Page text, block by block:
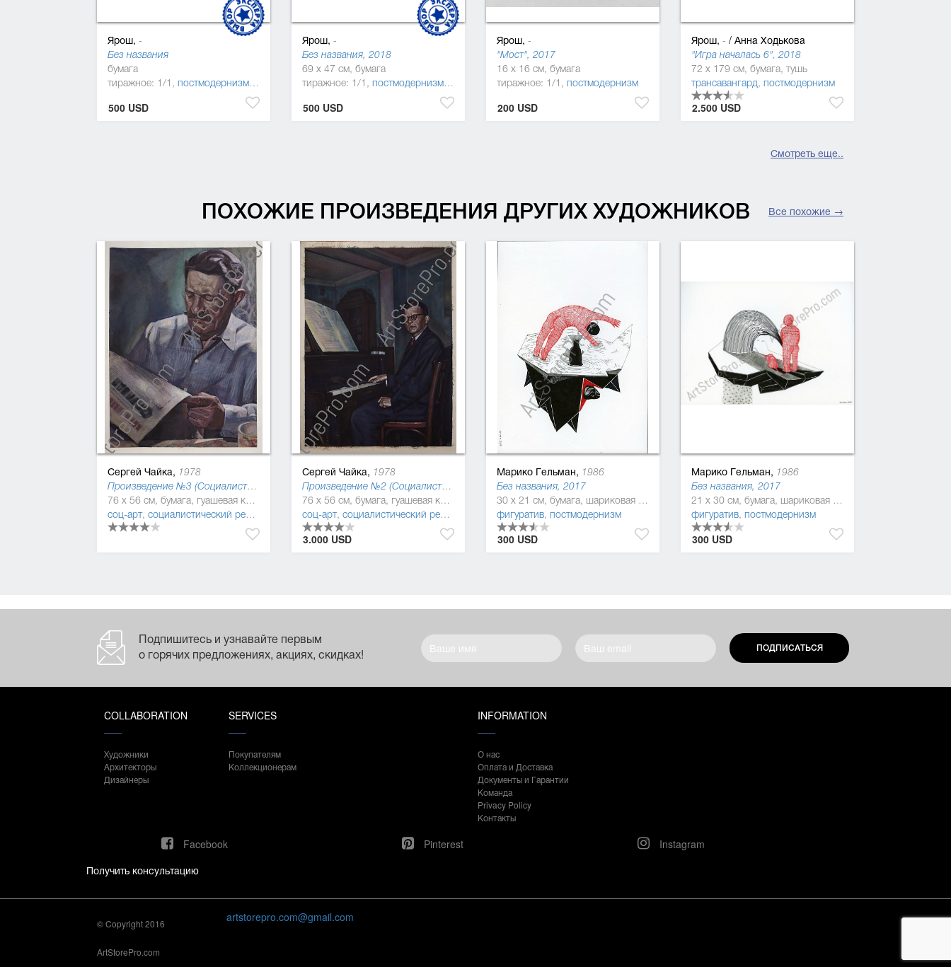
Ярош, -
Без названия
бумага
тиражное: 1/1, постмодернизм,сюрреализм
500 USD
Ярош, -
Без названия, 2018
69 x 47 см, бумага
тиражное: 1/1, постмодернизм,сюрреализм
500 USD
Ярош, -
"Мост", 2017
16 x 16 см, бумага
тиражное: 1/1, постмодернизм
200 USD
Ярош, - / Анна Ходькова
"Игра началась 6", 2018
72 x 179 см, бумага, тушь
трансавангард, постмодернизм
2.500 USD
Смотреть еще..
ПОХОЖИЕ ПРОИЗВЕДЕНИЯ ДРУГИХ ХУДОЖНИКОВ Все похожие →
Сергей Чайка, 1978
Произведение №3 (Социалистическая культура)
76 x 56 см, бумага, гуашевая краска
соц-арт, социалистический реализм (соцреализм) , реализм
Сергей Чайка, 1978
Произведение №2 (Социалистическая культура)
76 x 56 см, бумага, гуашевая краска
соц-арт, социалистический реализм (соцреализм) ,реализм
3.000 USD
Марико Гельман, 1986
Без названия, 2017
30 x 21 см, бумага, шариковая ручка, лайнер
фигуратив, постмодернизм
300 USD
Марико Гельман, 1986
Без названия, 2017
21 x 30 см, бумага, шариковая ручка, лайнер
фигуратив, постмодернизм
300 USD
Подпишитесь и узнавайте первым
о горячих предложениях, акциях, скидках!
ПОДПИСАТЬСЯ
COLLABORATION
Художники
Архитекторы
Дизайнеры
SERVICES
Покупателям
Коллекционерам
INFORMATION
О нас
Оплата и Доставка
Документы и Гарантии
Команда
Privacy Policy
Контакты
Facebook Pinterest
Instagram
Получить консультацию
© Copyright 2016
ArtStorePro.com
artstorepro.com@gmail.com